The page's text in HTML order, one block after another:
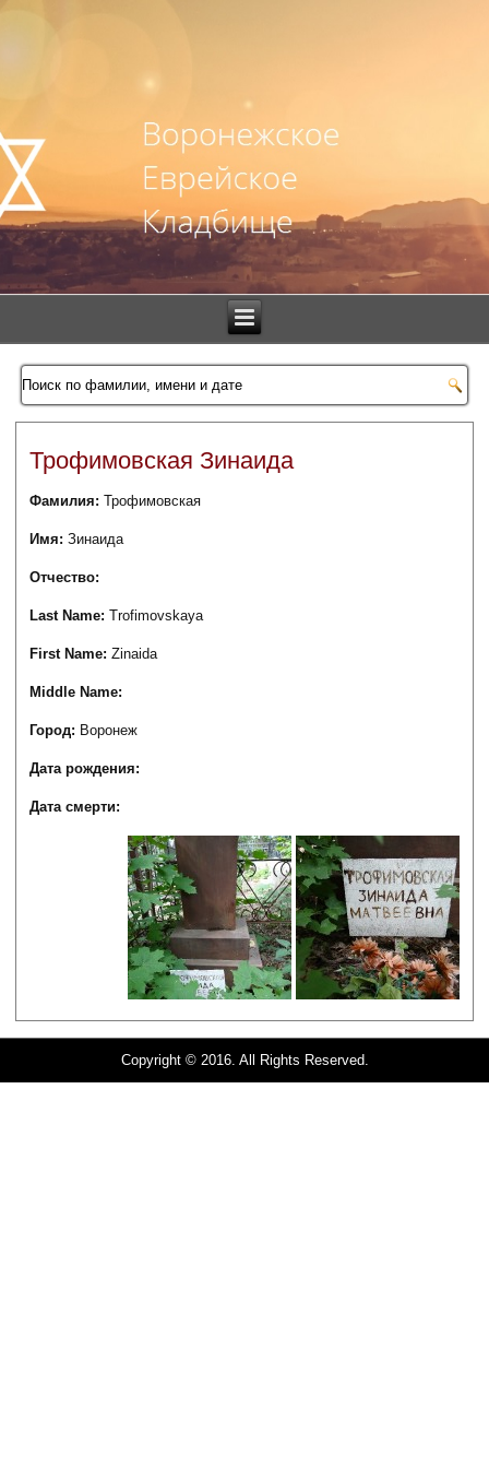
Трофимовская Зинаида
Фамилия:Трофимовская
Имя:Зинаида
Отчество:
Last Name:Trofimovskaya
First Name:Zinaida
Middle Name:
Город: Воронеж
Дата рождения:
Дата смерти:
Copyright © 2016. All Rights Reserved.